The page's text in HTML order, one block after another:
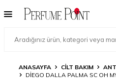
ANASAYFA CILT BAKIM
DIEGO DALLA PALMA SC OH